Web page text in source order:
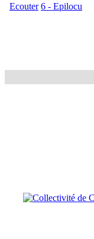
Ecouter 6 - Epilocu